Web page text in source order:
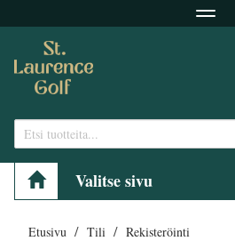
Valitse sivu
Etusivu Tili Rekisteröinti